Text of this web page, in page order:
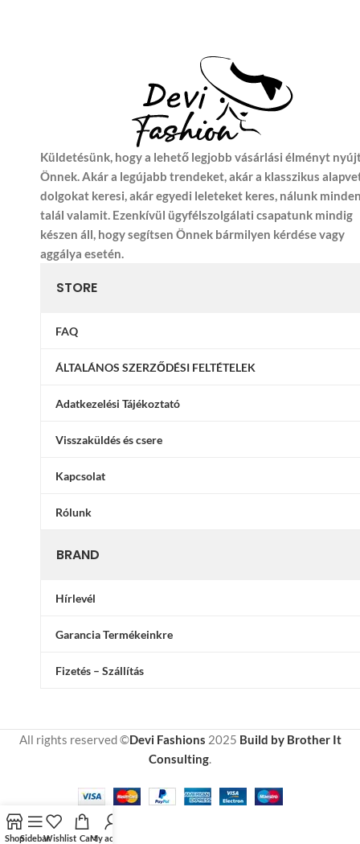
Küldetésünk, hogy a lehető legjobb vásárlási élményt
Önnek. Akár a legújabb trendeket, akár a klasszikus
dolgokat keresi, akár egyedi leleteket keres, nálunk
talál valamit. Ezenkívül ügyfélszolgálati csapatunk mindig
készen áll, hogy segítsen Önnek bármilyen kérdése vagy
aggálya esetén.
STORE
FAQ
ÁLTALÁNOS SZERZŐDÉSI FELTÉTELEK
Adatkezelési Tájékoztató
Visszaküldés és csere
Kapcsolat
Rólunk
BRAND
Hírlevél
Garancia Termékeinkre
Fizetés – Szállítás
All rights reserved ©Devi Fashions 2025 Build by Brother It
Consulting.
ShopSidebarWishlist CartMy account